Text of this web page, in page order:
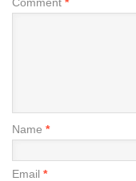
Name *
Email *